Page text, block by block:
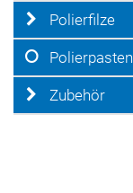
Polierfilze
Polierpasten
Zubehör